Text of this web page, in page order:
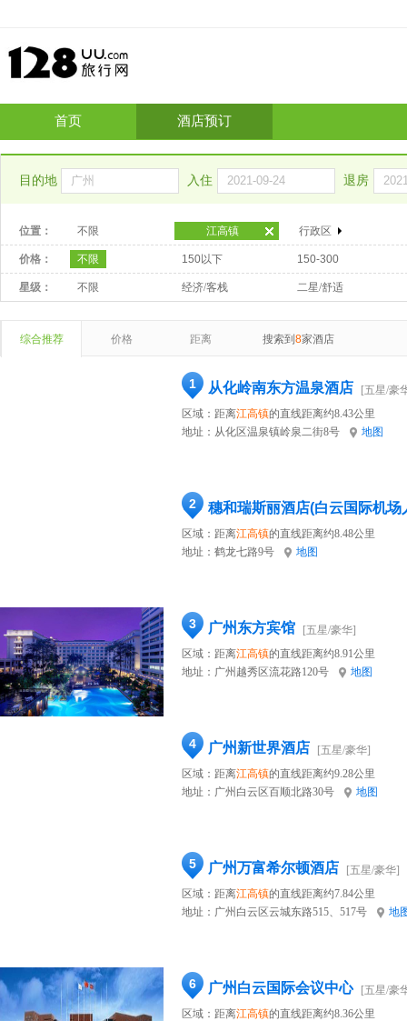
首页 酒店预订
目的地 入住 退房
位置： 不限 江高镇 行政区
价格： 不限 150以下 150-300
星级： 不限 经济/客栈 二星/舒适
综合推荐 价格 距离 搜索到 8家酒店
1 从化岭南东方温泉酒店
[五星/豪
区域：距离江高镇的直线距离约8.43公里
地址： 从化区温泉镇岭泉二街8号 地图
2 穗和瑞斯丽酒店(白云国际机场
区域：距离江高镇的直线距离约8.48公里
地址： 鹤龙七路9号 地图
3 广州东方宾馆
[五星/豪华]
区域：距离江高镇的直线距离约8.91公里
地址： 广州越秀区流花路120号 地图
4 广州新世界酒店
[五星/豪华]
区域：距离江高镇的直线距离约9.28公里
地址： 广州白云区百顺北路30号 地图
5 广州万富希尔顿酒店
[五星/豪华]
区域：距离江高镇的直线距离约7.84公里
地址： 广州白云区云城东路515、517号 地
6 广州白云国际会议中心
[五星/豪
区域：距离江高镇的直线距离约8.36公里